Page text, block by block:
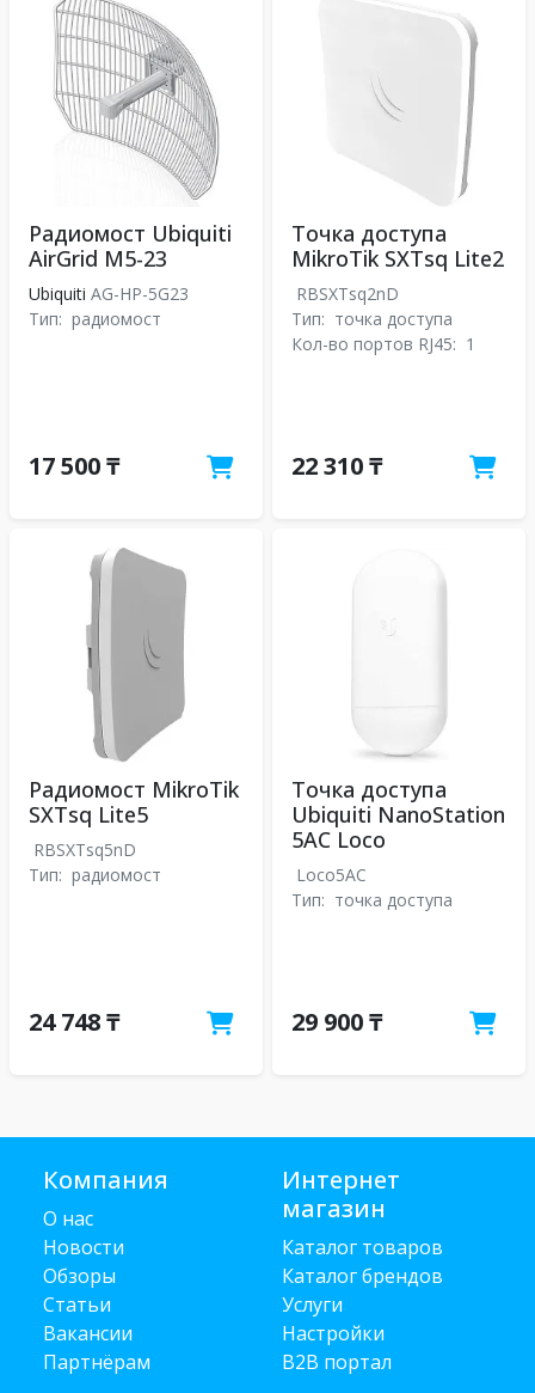
Радиомост Ubiquiti
AirGrid M5-23
Ubiquiti AG-HP-5G23
Тип: радиомост
17 500 ₸
Точка доступа
MikroTik SXTsq Lite2
RBSXTsq2nD
Тип: точка доступа
Кол-во портов RJ45: 1
22 310 ₸
Радиомост MikroTik
SXTsq Lite5
RBSXTsq5nD
Тип: радиомост
24 748 ₸
Точка доступа
Ubiquiti NanoStation
5AC Loco
Loco5AC
Тип: точка доступа
29 900 ₸
Компания
О нас
Новости
Обзоры
Статьи
Вакансии
Партнёрам
Интернет
магазин
Каталог товаров
Каталог брендов
Услуги
Настройки
B2B портал